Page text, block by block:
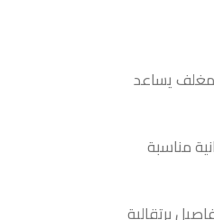
يساعد
مناسبة
برتقالية